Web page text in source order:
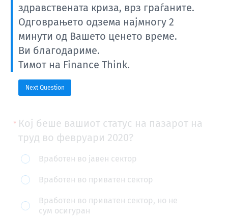
здравствената криза, врз граѓаните.
Одговрањето одзема најмногу 2
минути од Вашето ценето време.
Ви благодариме.
Тимот на Finance Think.
Next Question
Кој беше вашиот статус на пазарот на
труд во февруари 2020?
Кој
беше
вашиот
статус
Вработен во јавен сектор
Вработен во приватен сектор
Вработен во приватен сектор, но не
сум осигуран